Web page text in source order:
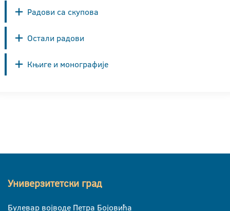
Радови са скупова
Остали радови
Књиге и монографије
Универзитетски град
Булевар војводе Петра Бојовића